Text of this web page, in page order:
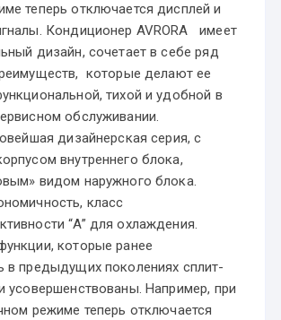
теперь отключается дисплей и
Кондиционер AVRORA имеет
дизайн, сочетает в себе ряд
которые делают ее
тихой и удобной в
обслуживании.
дизайнерская серия, с
внутреннего блока,
видом наружного блока.
класс
“A” для охлаждения.
которые ранее
в предыдущих поколениях сплит-
усовершенствованы. Например, при
режиме теперь отключается